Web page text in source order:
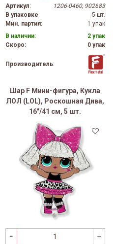
Артикул:
1206-0460, 902683
В упаковке:
5 шт.
Мин. партия:
1 упак
В наличии:
2 упак
Скоро:
0 упак
Производитель:
Шар F Мини-фигура, Кукла
ЛОЛ (LOL), Роскошная Дива,
16"/41 см, 5 шт.